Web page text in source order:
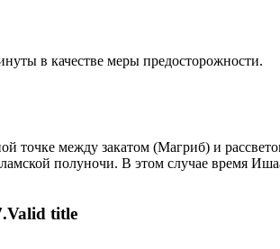
в качестве меры предосторожности.
точке между закатом (Магриб) и
полуночи. В этом случае время
title